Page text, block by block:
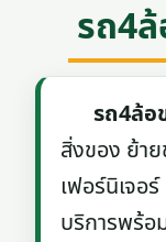
รถ4
รถ4ล้
สิ่งของ ย้า
เฟอร์นิเจอ
บริการพร้